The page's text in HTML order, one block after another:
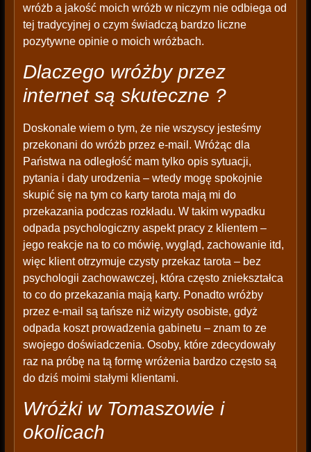
wróżb a jakość moich wróżb w niczym nie odbiega od
tej tradycyjnej o czym świadczą bardzo liczne
pozytywne opinie o moich wróżbach.
Dlaczego wróżby przez
internet są skuteczne ?
Doskonale wiem o tym, że nie wszyscy jesteśmy
przekonani do wróżb przez e-mail. Wróżąc dla
Państwa na odległość mam tylko opis sytuacji,
pytania i daty urodzenia – wtedy mogę spokojnie
skupić się na tym co karty tarota mają mi do
przekazania podczas rozkładu. W takim wypadku
odpada psychologiczny aspekt pracy z klientem –
jego reakcje na to co mówię, wygląd, zachowanie itd,
więc klient otrzymuje czysty przekaz tarota – bez
psychologii zachowawczej, która często zniekształca
to co do przekazania mają karty. Ponadto wróżby
przez e-mail są tańsze niż wizyty osobiste, gdyż
odpada koszt prowadzenia gabinetu – znam to ze
swojego doświadczenia. Osoby, które zdecydowały
raz na próbę na tą formę wróżenia bardzo często są
do dziś moimi stałymi klientami.
Wróżki w Tomaszowie i
okolicach